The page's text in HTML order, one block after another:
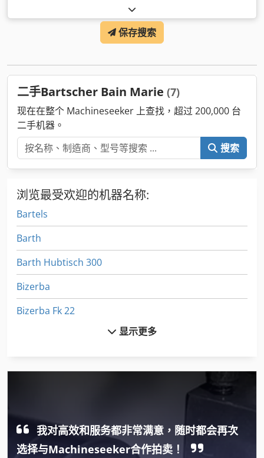
保存搜索
二手Bartscher Bain Marie (7)
现在在整个 Machineseeker 上查找，超过 200,000 台
二手机器。
搜索
浏览最受欢迎的机器名称:
Bartels
Barth
Barth Hubtisch 300
Bizerba
Bizerba Fk 22
Mtbs
Papenbrock 处理技术
显示更多
我对高效和服务都非常满意，随时都会再次
选择与Machineseeker合作拍卖！